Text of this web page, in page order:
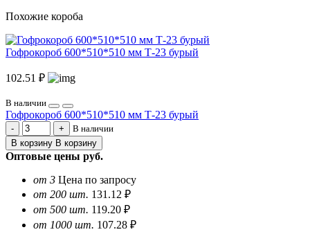
Похожие короба
Гофрокороб 600*510*510 мм Т-23 бурый
102.51 ₽
В наличии
Гофрокороб 600*510*510 мм Т-23 бурый
В наличии
В корзину В корзину
Оптовые цены руб.
от 3 Цена по запросу
от 200 шт. 131.12 ₽
от 500 шт. 119.20 ₽
от 1000 шт. 107.28 ₽